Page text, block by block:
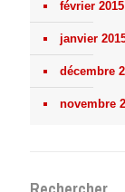
février 2015
janvier
décembre
novembre